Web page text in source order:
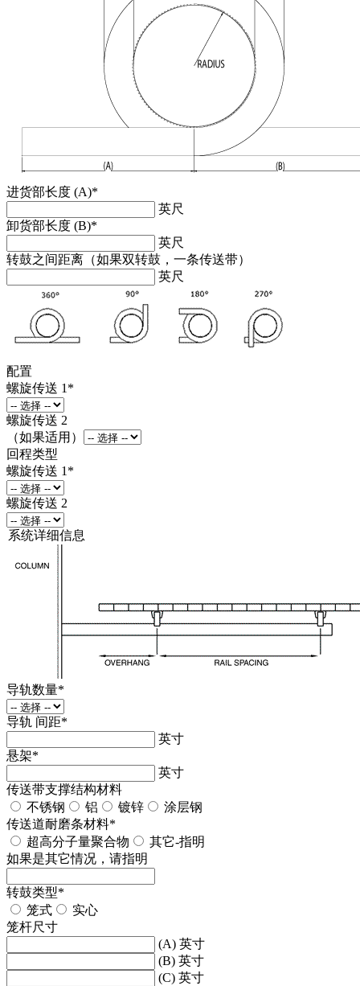
进货部长度 (A)*
英尺
卸货部长度 (B)*
英尺
转鼓之间距离（如果双转鼓，一条传送带）
英尺
配置
螺旋传送 1 *
螺旋传送 2
（如果适用）
回程类型
螺旋传送 1 *
螺旋传送 2
系统详细信息
导轨数量*
导轨 间距*
英寸
悬架*
英寸
传送带支撑结构材料
不锈钢
铝 镀锌
涂层钢
传送道耐磨条材料*
超高分子量聚合物
其它-指明
如果是其它情况，请指明
转鼓类型*
笼式
实心
笼杆尺寸
(A) 英寸
(B) 英寸
(C) 英寸